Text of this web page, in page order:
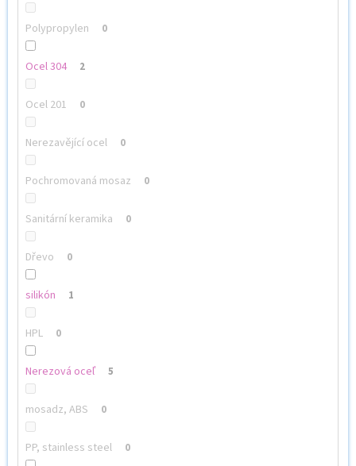
Polypropylen 0
Ocel 304 2
Ocel 201 0
Nerezavějící ocel 0
Pochromovaná mosaz 0
Sanitární keramika 0
Dřevo 0
silikón 1
HPL 0
Nerezová oceľ 5
mosadz, ABS 0
PP, stainless steel 0